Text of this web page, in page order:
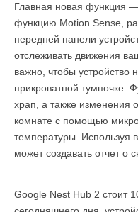
Главная новая функция
функцию Motion Sense,
передней панели
отслеживать движения
важно, чтобы устройство
прикроватной тумпочке.
храп, а также изменения
комнате с помощью
температуры. Используя
может создавать отчет о
Google Nest Hub 2 стоит